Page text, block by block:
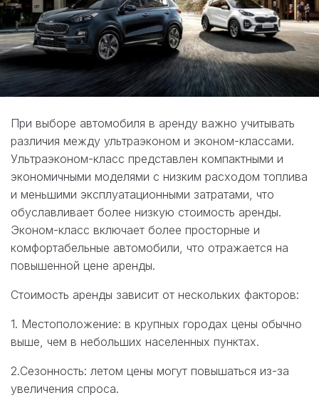
При выборе автомобиля в аренду важно учитывать
различия между ультраэконом и эконом-классами.
Ультраэконом-класс представлен компактными и
экономичными моделями с низким расходом топлива
и меньшими эксплуатационными затратами, что
обуславливает более низкую стоимость аренды.
Эконом-класс включает более просторные и
комфортабельные автомобили, что отражается на
повышенной цене аренды.
Стоимость аренды зависит от нескольких факторов:
1. Местоположение: в крупных городах цены обычно
выше, чем в небольших населенных пунктах.
2.Сезонность: летом цены могут повышаться из-за
увеличения спроса.